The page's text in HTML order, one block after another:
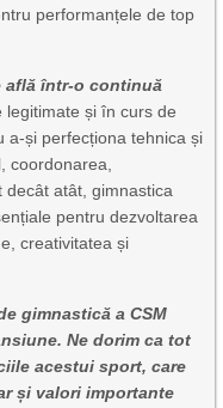
performanțele de top
află într-o continuă
legitimate și în curs de
a-și perfecționa tehnica și
coordonarea,
decât atât, gimnastica
pentru dezvoltarea
creativitatea și
gimnastică a CSM
Ne dorim ca tot
acestui sport, care
și valori importante